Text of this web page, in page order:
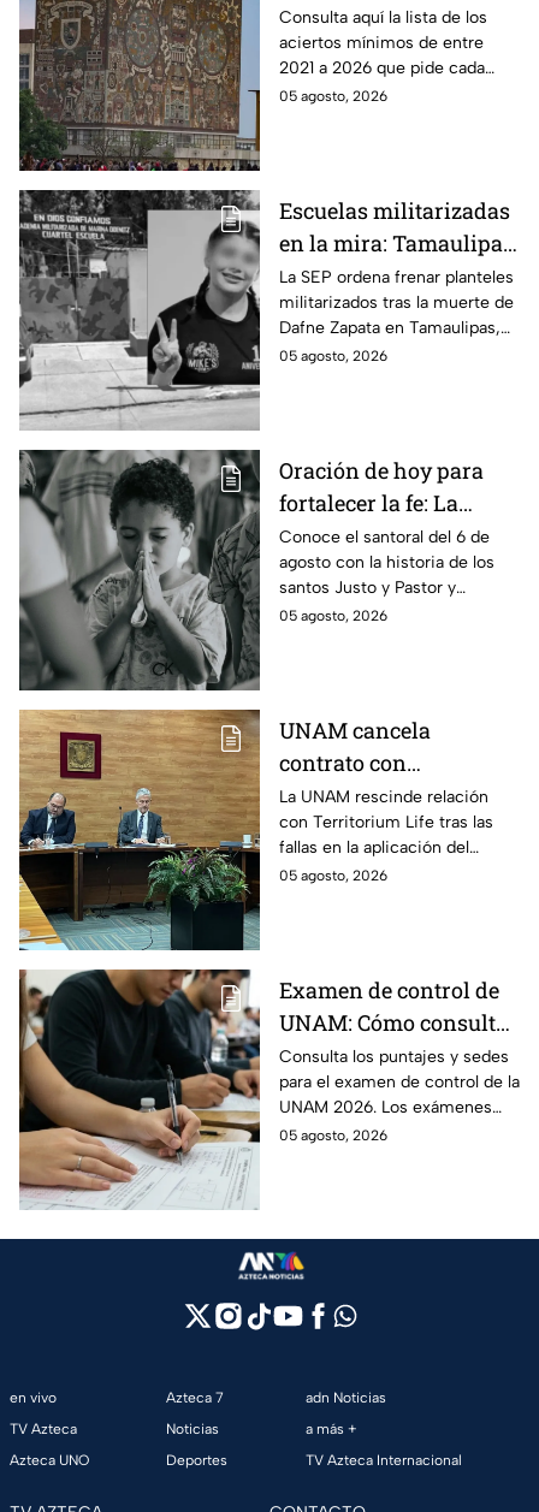
aciertos mínimos que
pide cada carrera y
sede para ser
convocado
Consulta aquí la lista de los
aciertos mínimos de entre
2021 a 2026 que pide cada
carrera para ser convocado al
05 agosto, 2026
Escuelas militarizadas
en la mira: Tamaulipas
acata cierre de
planteles tras el caso
Dafne Zapata; otros
estados defienden su
La SEP ordena frenar planteles
militarizados tras la muerte de
Dafne Zapata en Tamaulipas,
generando el cierre de cinco
05 agosto, 2026
Oración de hoy para
fortalecer la fe: La
plegaria para pedirle a
los Santos Justo y
Pastor por la
protección de la
Conoce el santoral del 6 de
agosto con la historia de los
santos Justo y Pastor y
descubre la oración devocional
05 agosto, 2026
UNAM cancela
contrato con
Territorium Life, alista
auditoría externa y
recurrirá a la ASF tras
exámenes de
La UNAM rescinde relación
con Territorium Life tras las
fallas en la aplicación del
examen de licenciatura y
05 agosto, 2026
Examen de control de
UNAM: Cómo consultar
si eres candidato
Consulta los puntajes y sedes
para el examen de control de la
UNAM 2026. Los exámenes
serán del 12 al 19 de agosto y el
05 agosto, 2026
en vivo
TV Azteca
Azteca UNO
Azteca 7
Noticias
Deportes
adn Noticias
a más +
TV Azteca Internacional